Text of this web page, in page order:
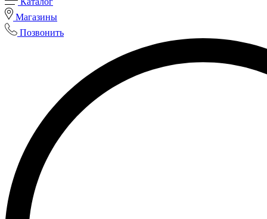
Магазины
Позвонить